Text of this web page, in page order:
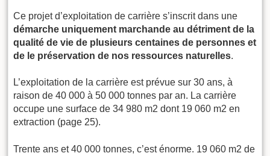
Ce projet d’exploitation de carrière s’inscrit dans une
démarche uniquement marchande au détriment de la
qualité de vie de plusieurs centaines de personnes et
de le préservation de nos ressources naturelles.
L’exploitation de la carrière est prévue sur 30 ans, à
raison de 40 000 à 50 000 tonnes par an. La carrière
occupe une surface de 34 980 m2 dont 19 060 m2 en
extraction (page 25).
Trente ans et 40 000 tonnes, c’est énorme. 19 060 m2 de